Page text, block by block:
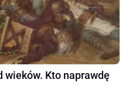
wieków. Kto naprawdę